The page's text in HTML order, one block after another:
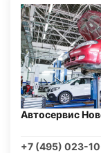
Автосервис
+7 (495) 023-